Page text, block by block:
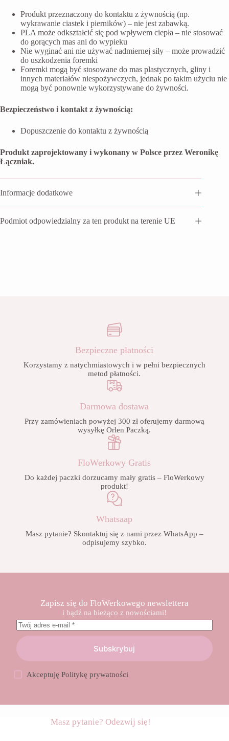
Produkt przeznaczony do kontaktu z żywnością (np.
wykrawanie ciastek i pierników) – nie jest zabawką.
PLA może odkształcić się pod wpływem ciepła – nie stosować
do gorących mas ani do wypieku
Nie wyginać ani nie używać nadmiernej siły – może prowadzić
do uszkodzenia foremki
Foremki mogą być stosowane do mas plastycznych, gliny i
innych materiałów niespożywczych, jednak po takim użyciu nie
mogą być ponownie wykorzystywane do żywności.
Bezpieczeństwo i kontakt z żywnością:
Dopuszczenie do kontaktu z żywnością
Produkt zaprojektowany i wykonany w Polsce przez Weronikę
Łączniak.
Informacje dodatkowe
Podmiot odpowiedzialny za ten produkt na terenie UE
Bezpieczne płatności
Korzystamy z natychmiastowych i w pełni bezpiecznych
metod płatności.
Darmowa dostawa
Przy zamówieniach powyżej 300 zł oferujemy darmową
wysyłkę Orlen Paczką.
FloWerkowy Gratis
Do każdej paczki dorzucamy mały gratis – FloWerkowy
produkt!
Whatsaap
Masz pytanie? Skontaktuj się z nami przez WhatsApp –
odpisujemy szybko.
Zapisz się do FloWerkowego newslettera
i bądź na bieżąco z nowościami!
Subskrybuj
AkceptujęPolitykę prywatności
Masz pytanie? Odezwij się!